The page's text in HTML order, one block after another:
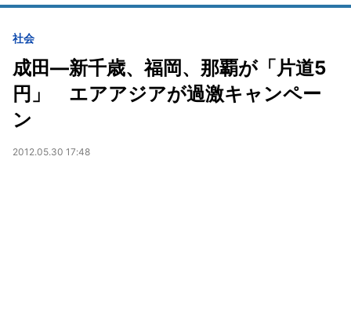
社会
成田―新千歳、福岡、那覇が「片道5
円」 エアアジアが過激キャンペー
ン
2012.05.30 17:48